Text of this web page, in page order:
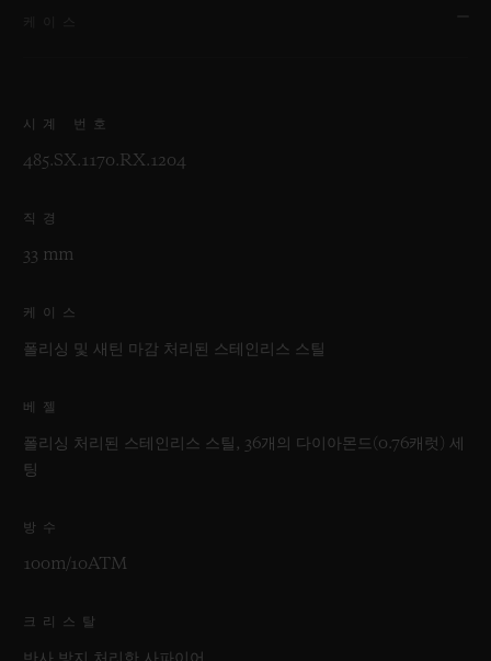
시계 번호
485.SX.1170.RX.1204
직경
33 mm
케이스
폴리싱 및 새틴 마감 처리된 스테인리스 스틸
베젤
폴리싱 처리된 스테인리스 스틸, 36개의 다이아몬드(0.76캐럿) 세
팅
방수
100m/10ATM
크리스탈